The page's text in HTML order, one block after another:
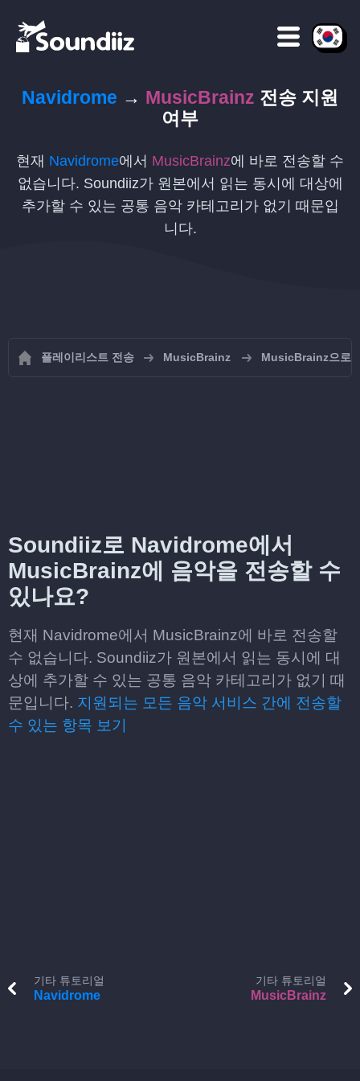
Navidrome → MusicBrainz 전송 지원
여부
현재 Navidrome에서 MusicBrainz에 바로 전송할 수
없습니다. Soundiiz가 원본에서 읽는 동시에 대상에
추가할 수 있는 공통 음악 카테고리가 없기 때문입
니다.
플레이리스트 전송 MusicBrainz MusicBrainz으로
Soundiiz로 Navidrome에서
MusicBrainz에 음악을 전송할 수
있나요?
현재 Navidrome에서 MusicBrainz에 바로 전송할
수 없습니다. Soundiiz가 원본에서 읽는 동시에 대
상에 추가할 수 있는 공통 음악 카테고리가 없기 때
문입니다. 지원되는 모든 음악 서비스 간에 전송할
수 있는 항목 보기
기타 튜토리얼
Navidrome
기타 튜토리얼
MusicBrainz